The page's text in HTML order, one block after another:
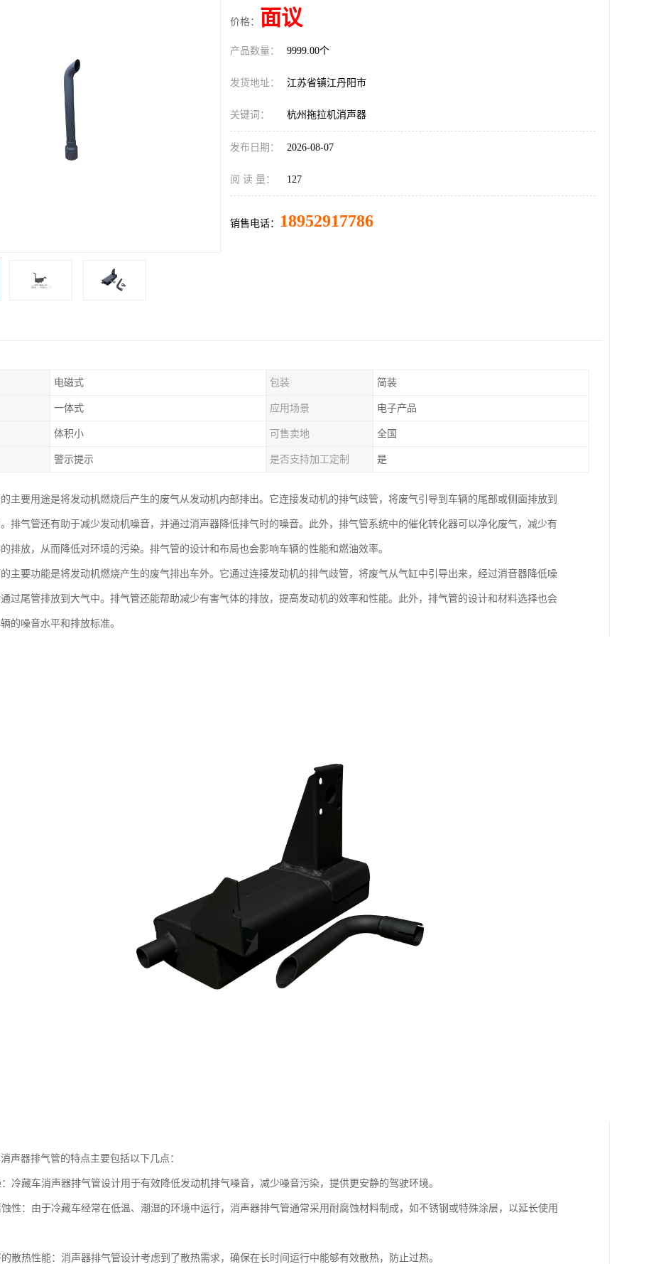
价格： 面议
产品数量： 9999.00个
发货地址： 江苏省镇江丹阳市
关键词： 杭州拖拉机消声器
发布日期： 2026-08-07
阅 读 量： 127
销售电话： 18952917786
电磁式 包装 简装
一体式 应用场景 电子产品
体积小 可售卖地 全国
警示提示 是否支持加工定制 是
主要用途是将发动机燃烧后产生的废气从发动机内部排出。它连接发动机的排气歧管，将废气引导到车辆的尾部或侧面排放到
排气管还有助于减少发动机噪音，并通过消声器降低排气时的噪音。此外，排气管系统中的催化转化器可以净化废气，减少有
排放，从而降低对环境的污染。排气管的设计和布局也会影响车辆的性能和燃油效率。
主要功能是将发动机燃烧产生的废气排出车外。它通过连接发动机的排气歧管，将废气从气缸中引导出来，经过消音器降低噪
过尾管排放到大气中。排气管还能帮助减少有害气体的排放，提高发动机的效率和性能。此外，排气管的设计和材料选择也会
的噪音水平和排放标准。
声器排气管的特点主要包括以下几点：
冷藏车消声器排气管设计用于有效降低发动机排气噪音，减少噪音污染，提供更安静的驾驶环境。
蚀性：由于冷藏车经常在低温、潮湿的环境中运行，消声器排气管通常采用耐腐蚀材料制成，如不锈钢或特殊涂层，以延长使用
散热性能：消声器排气管设计考虑到了散热需求，确保在长时间运行中能够有效散热，防止过热。